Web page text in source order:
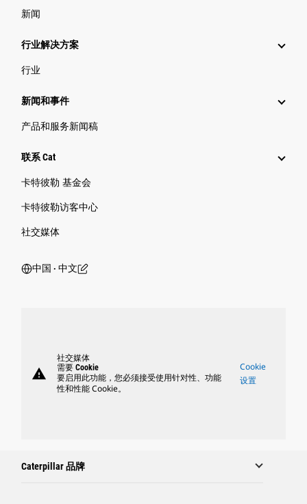
新闻
行业解决方案
行业
新闻和事件
产品和服务新闻稿
联系 Cat
卡特彼勒 基金会
卡特彼勒访客中心
社交媒体
中国 ‧ 中文
warning
社交媒体
需要 Cookie
要启用此功能，您必须接受使用针对性、功能
性和性能 Cookie。
Cookie
设置
Caterpillar 品牌